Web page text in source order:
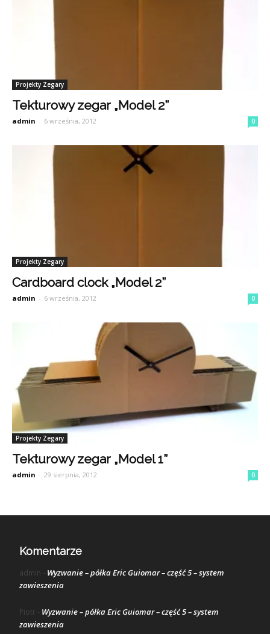
Projekty Zegary
Tekturowy zegar „Model 2”
admin - 6 września, 2012 0
Projekty Zegary
Cardboard clock „Model 2”
admin - 6 września, 2012 0
Projekty Zegary
Tekturowy zegar „Model 1”
admin - 29 sierpnia, 2012 0
Komentarze
admin - Wyzwanie – półka Eric Guiomar – część 5 – system
zawieszenia
Piotr - Wyzwanie – półka Eric Guiomar – część 5 – system
zawieszenia